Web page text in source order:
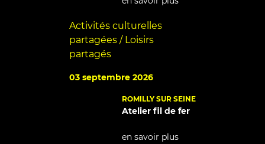
Activités culturelles
partagées / Loisirs
partagés
03 septembre 2026
ROMILLY SUR SEINE
Atelier fil de fer
en savoir plus